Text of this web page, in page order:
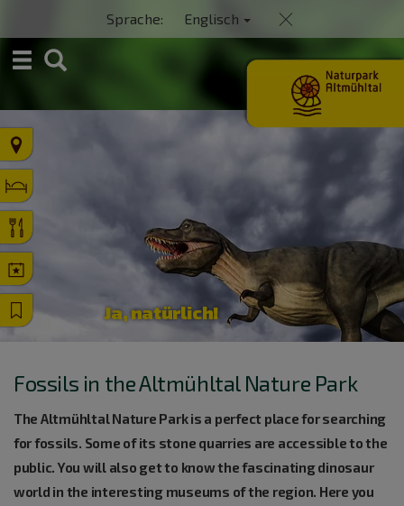
Sprache: Englisch
S
c
Ja, natürlich!
Fossils in the Altmühltal Nature Park
The Altmühltal Nature Park is a perfect place for searching
for fossils. Some of its stone quarries are accessible to the
public. You will also get to know the fascinating dinosaur
world in the interesting museums of the region. Here you